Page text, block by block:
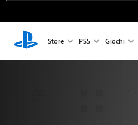
Store PS5 Giochi